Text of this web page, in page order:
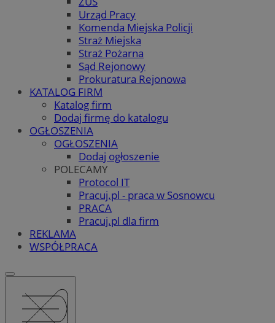
Urząd Pracy
Komenda Miejska Policji
Straż Miejska
Straż Pożarna
Sąd Rejonowy
Prokuratura Rejonowa
KATALOG FIRM
Katalog firm
Dodaj firmę do katalogu
OGŁOSZENIA
OGŁOSZENIA
Dodaj ogłoszenie
POLECAMY
Protocol IT
Pracuj.pl - praca w Sosnowcu
PRACA
Pracuj.pl dla firm
REKLAMA
WSPÓŁPRACA